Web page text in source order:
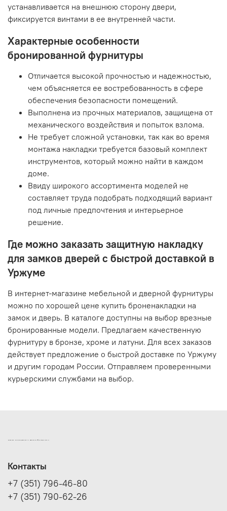
устанавливается на внешнюю сторону двери,
фиксируется винтами в ее внутренней части.
Характерные особенности
бронированной фурнитуры
Отличается высокой прочностью и надежностью,
чем объясняется ее востребованность в сфере
обеспечения безопасности помещений.
Выполнена из прочных материалов, защищена от
механического воздействия и попыток взлома.
Не требует сложной установки, так как во время
монтажа накладки требуется базовый комплект
инструментов, который можно найти в каждом
доме.
Ввиду широкого ассортимента моделей не
составляет труда подобрать подходящий вариант
под личные предпочтения и интерьерное
решение.
Где можно заказать защитную накладку
для замков дверей с быстрой доставкой в
Уржуме
В интернет-магазине мебельной и дверной фурнитуры
можно по хорошей цене купить броненакладки на
замок и дверь. В каталоге доступны на выбор врезные
бронированные модели. Предлагаем качественную
фурнитуру в бронзе, хроме и латуни. Для всех заказов
действует предложение о быстрой доставке по Уржуму
и другим городам России. Отправляем проверенными
курьерскими службами на выбор.
ИНТЕРНЕТ-МАГАЗИН ДВЕРНОЙ И МЕБЕЛЬНОЙ ФУРНИТУРЫ САМ
Контакты
+7 (351) 796-46-80
+7 (351) 790-62-26